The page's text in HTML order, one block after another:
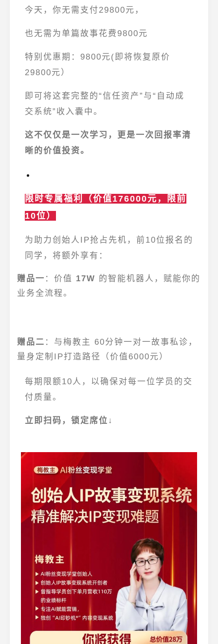
今天，你无需支付29800元，
也无需为单篇故事花费9800元
特别优惠期： 9800元(即将恢复原价
29800元）
即可将这套完整的“信任资产”与“自动成
交系统”收入囊中。
这不仅仅是一次学习，更是一次回报率清
晰的价值投资。
限时专属福利（价值176000元，限前
10位）
为助力创始人IP抢占先机，前10位报名的
同学，将额外享有：
赠品一 ：价值 17W 的智能机器人，赋能你的
业务全流程。
赠品二 ：与梅教主 60分钟一对一故事私诊 ，
量身定制IP打造路径（价值6000元）
每期限额10人，以确保对每一位学员的交
付质量。
立即扫码，锁定席位↓